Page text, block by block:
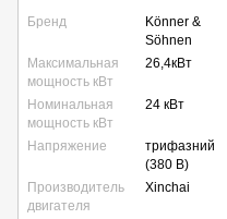
Бренд
Könner &
Söhnen
Максимальная
мощность кВт
26,4кВт
Номинальная
мощность кВт
24 кВт
Напряжение
трифазний
(380 В)
Производитель
двигателя
Xinchai